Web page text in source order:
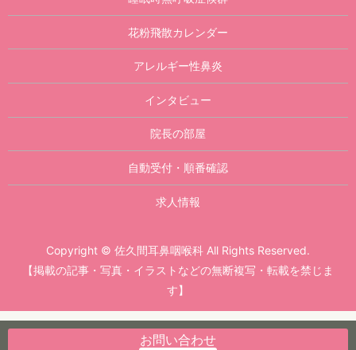
花粉飛散カレンダー
アレルギー性鼻炎
インタビュー
院長の部屋
自動受付・順番確認
求人情報
Copyright © 佐久間耳鼻咽喉科 All Rights Reserved.
【掲載の記事・写真・イラストなどの無断複写・転載を禁じま
す】
お問い合わせ